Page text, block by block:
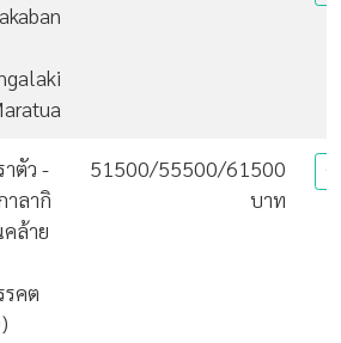
าตัว -
าลากิ
ล้าย
รคต
51500/55500/61500
บาท
ส